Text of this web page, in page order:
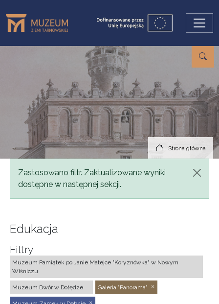
Strona główna
Komunikat
Zastosowano filtr. Zaktualizowane wyniki
dostępne w następnej sekcji.
Edukacja
Filtry
Muzeum Pamiątek po Janie Matejce "Koryznówka" w Nowym
Wiśniczu
Muzeum Dwór w Dołędze Galeria "Panorama"